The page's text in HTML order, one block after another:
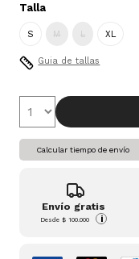
Talla
S M L XL
Guia de tallas
Calcular tiempo de envío
Envío gratis
Desde$ 100.000 i